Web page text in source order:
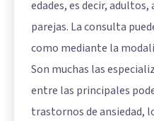
edades, es decir,
parejas. La consulta
como mediante la
Son muchas las
entre las principales
trastornos de ansiedad,